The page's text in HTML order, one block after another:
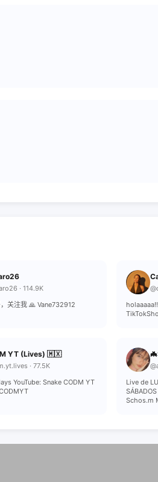
· 114.9K
关注我 🙏 Vane732912
YT (Lives) 🇲🇽
· 77.5K
YouTube: Snake CODM YT
Live de
Schos.m